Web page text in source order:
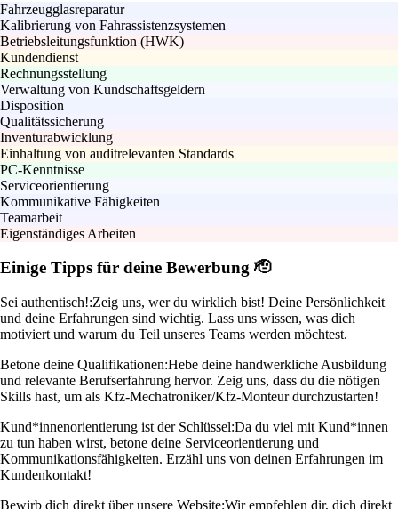
Fahrzeugglasreparatur
Kalibrierung von Fahrassistenzsystemen
Betriebsleitungsfunktion (HWK)
Kundendienst
Rechnungsstellung
Verwaltung von Kundschaftsgeldern
Disposition
Qualitätssicherung
Inventurabwicklung
Einhaltung von auditrelevanten Standards
PC-Kenntnisse
Serviceorientierung
Kommunikative Fähigkeiten
Teamarbeit
Eigenständiges Arbeiten
Einige Tipps für deine Bewerbung 🫡
Sei authentisch!:Zeig uns, wer du wirklich bist! Deine Persönlichkeit
und deine Erfahrungen sind wichtig. Lass uns wissen, was dich
motiviert und warum du Teil unseres Teams werden möchtest.
Betone deine Qualifikationen:Hebe deine handwerkliche Ausbildung
und relevante Berufserfahrung hervor. Zeig uns, dass du die nötigen
Skills hast, um als Kfz-Mechatroniker/Kfz-Monteur durchzustarten!
Kund*innenorientierung ist der Schlüssel:Da du viel mit Kund*innen
zu tun haben wirst, betone deine Serviceorientierung und
Kommunikationsfähigkeiten. Erzähl uns von deinen Erfahrungen im
Kundenkontakt!
Bewirb dich direkt über unsere Website:Wir empfehlen dir, dich direkt